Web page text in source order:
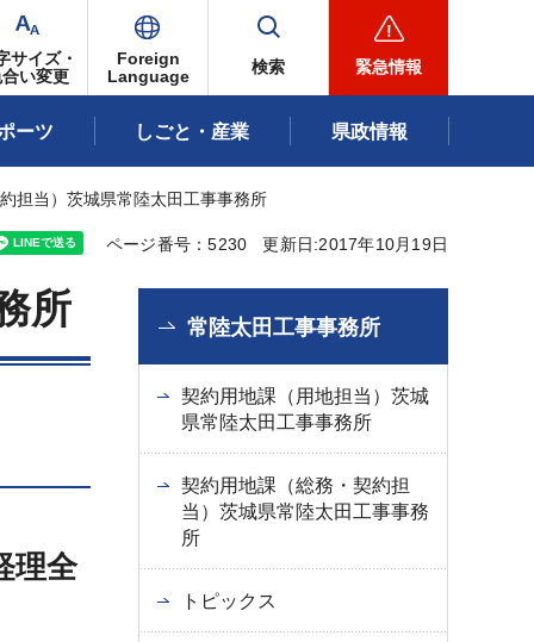
サイズ・
い変更
Foreign
Language
検索 緊急情報
ーツ しごと・産業 県政情報
担当）茨城県常陸太田工事事務所
ページ番号：5230 更新日:2017年10月19日
所
理全
常陸太田工事事務所
契約用地課（用地担当）茨城
県常陸太田工事事務所
契約用地課（総務・契約担
当）茨城県常陸太田工事事務
所
トピックス